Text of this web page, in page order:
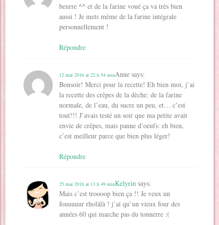
beurre ^^ et de la farine voué ça va très bien
aussi ! Je mets même de la farine intégrale
personnellement !
Répondre
Anne says:
12 mai 2016 at 22 h 54 min
Bonsoir! Merci pour la recette! Eh bien moi, j’ai
la recette des crêpes de la dèche: de la farine
normale, de l’eau, du sucre un peu, et… c’est
tout!!! J’avais testé un soir que ma petite avait
envie de crêpes, mais panne d’oeufs: eh bien,
c’est meilleur parce que bien plus léger!
Répondre
Kelyrin says:
25 mai 2016 at 13 h 49 min
Mais c’est troooop bien ça !! Je veux un
fouuuuur rholàlà ! j’ai qu’un vieux four des
années 60 qui marche pas du tonnerre :(